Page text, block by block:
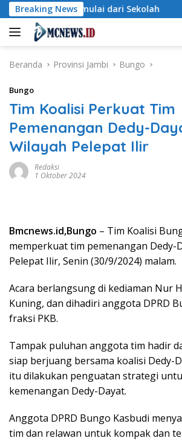
Langsung
ke
konten
Breaking News
Dimulai dari Sekolah Buka
Beranda Provinsi Jambi Bungo
Bungo
Tim Koalisi Perkuat Tim
Pemenangan Dedy-
Wilayah Pelepat Ilir
Redaksi
1 Oktober 2024
Bmcnews.id,Bungo – Tim Koalisi
memperkuat tim pemenangan Dedy-
Pelepat Ilir, Senin (30/9/2024) malam.
Acara berlangsung di kediaman Nur
Kuning, dan dihadiri anggota DPRD
fraksi PKB.
Tampak puluhan anggota tim hadir
siap berjuang bersama koalisi Dedy-
itu dilakukan penguatan strategi
kemenangan Dedy-Dayat.
Anggota DPRD Bungo Kasbudi
tim dan relawan untuk kompak dan